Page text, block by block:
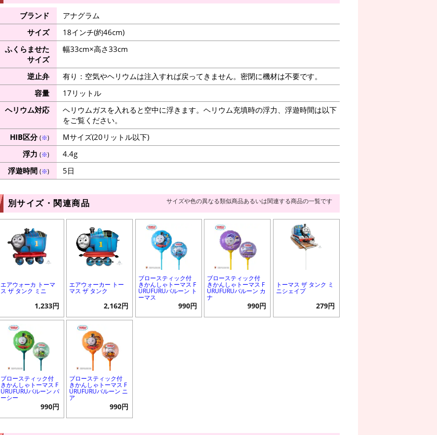
ブランド
アナグラム
サイズ
18インチ(約46cm)
ふくらませた
サイズ
幅33cm×高さ33cm
逆止弁
有り：空気やヘリウムは注入すれば戻ってきません。密閉に機材は不要です。
容量
17リットル
ヘリウム対応
ヘリウムガスを入れると空中に浮きます。ヘリウム充填時の浮力、浮遊時間は以下
をご覧ください。
HIB区分(※)
Mサイズ(20リットル以下)
浮力 (※)
4.4g
浮遊時間 (※) 5日
別サイズ・関連商品 サイズや色の異なる類似商品あるいは関連する商品の一覧です
エアウォーカ トーマ
ス ザ タンク ミニ
1,233円
エアウォーカー トー
マス ザ タンク
2,162円
ブロースティック付
きかんしゃトーマス F
URUFURUバルーン ト
ーマス
990円
ブロースティック付
きかんしゃトーマス F
URUFURUバルーン カ
ナ
990円
トーマス ザ タンク ミ
ニシェイプ
279円
ブロースティック付
きかんしゃトーマス F
URUFURUバルーン パ
ーシー
990円
ブロースティック付
きかんしゃトーマス F
URUFURUバルーン ニ
ア
990円